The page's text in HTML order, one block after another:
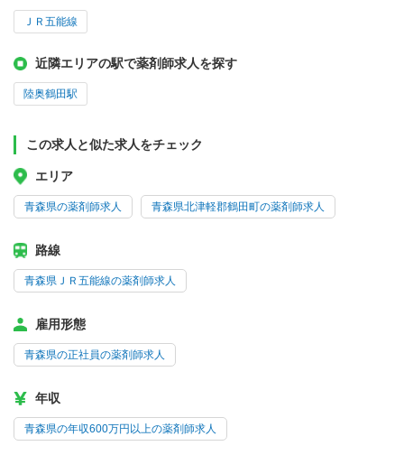
ＪＲ五能線
近隣エリアの駅で薬剤師求人を探す
陸奥鶴田駅
この求人と似た求人をチェック
エリア
青森県の薬剤師求人 青森県北津軽郡鶴田町の薬剤師求人
路線
青森県ＪＲ五能線の薬剤師求人
雇用形態
青森県の正社員の薬剤師求人
年収
青森県の年収600万円以上の薬剤師求人